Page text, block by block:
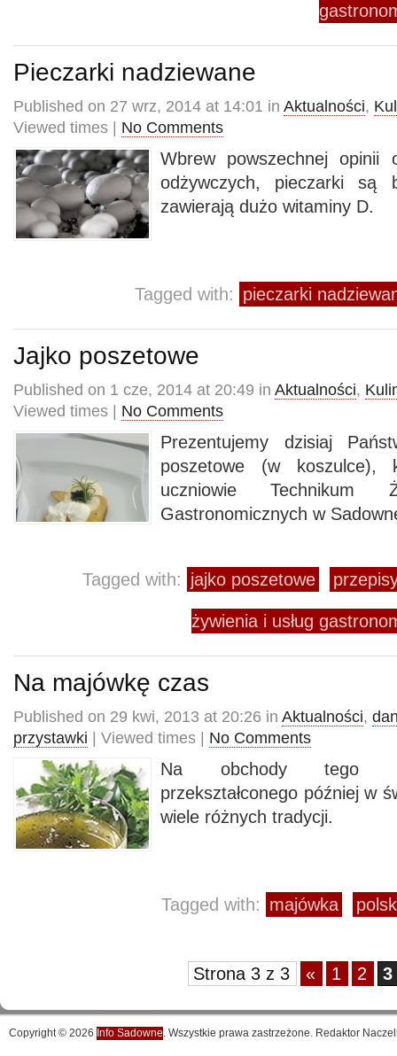
Pieczarki nadziewane
Published on 27 wrz, 2014 at 14:01 in Aktualności,
Viewed times | No Comments
Wbrew powszechnej opinii
odżywczych, pieczarki są
zawierają dużo witaminy D.
Tagged with: pieczarki
Jajko poszetowe
Published on 1 cze, 2014 at 20:49 in Aktualności,
Viewed times | No Comments
Prezentujemy dzisiaj
poszetowe (w koszulce),
uczniowie Technikum
Gastronomicznych w
Tagged with: jajko poszetowe
żywienia i usług
Na majówkę czas
Published on 29 kwi, 2013 at 20:26 in Aktualności,
przystawki | Viewed times | No Comments
Na obchody tego
przekształconego później w
wiele różnych tradycji.
Tagged with: majówka
Strona 3 z 3 « 1 2 3
Copyright © 2026 Info Sadowne. Wszystkie prawa zastrzeżone. Redaktor